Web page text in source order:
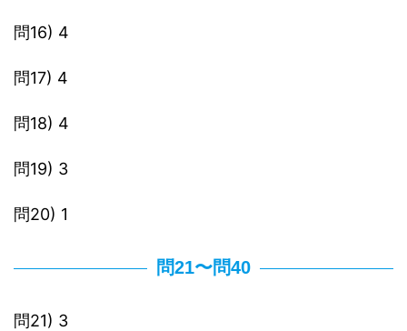
問16) 4
問17) 4
問18) 4
問19) 3
問20) 1
問21〜問40
問21) 3